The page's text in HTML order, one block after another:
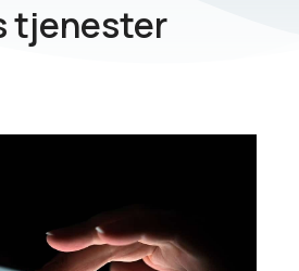
tjenester